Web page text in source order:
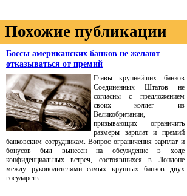
Похожие публикации
Боссы американских банков не желают
отказываться от премий
Главы крупнейших банков
Соединенных Штатов не
согласны с предложением
своих коллег из
Великобритании,
призывающих ограничить
размеры зарплат и премий
банковским сотрудникам. Вопрос ограничения зарплат и
бонусов был вынесен на обсуждение в ходе
конфиденциальных встреч, состоявшихся в Лондоне
между руководителями самых крупных банков двух
государств.